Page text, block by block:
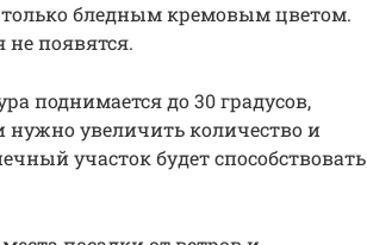
только бледным кремовым цветом.
появятся.
поднимается до 30 градусов,
увеличить количество и
участок будет способствовать